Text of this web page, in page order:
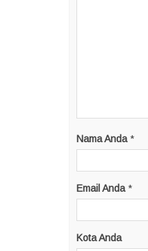
Nama Anda *
Email Anda *
Kota Anda